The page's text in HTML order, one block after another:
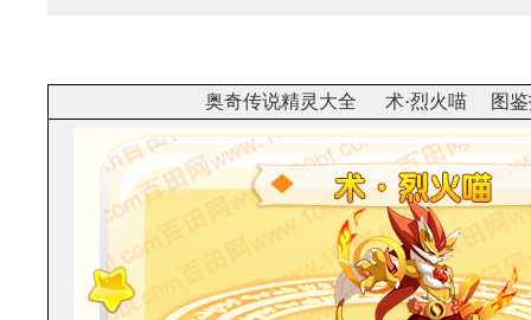
奥奇传说精灵大全 术·烈火喵 图鉴